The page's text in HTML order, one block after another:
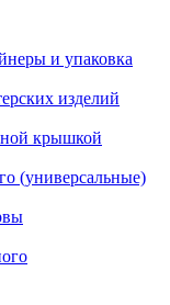
и упаковка
изделий
крышкой
(универсальные)